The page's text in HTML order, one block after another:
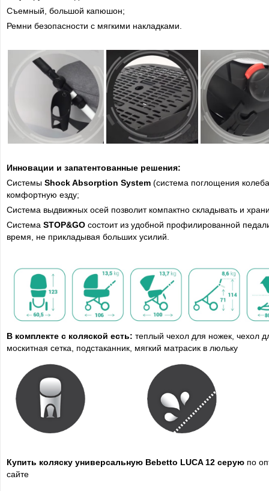
Съемный, большой капюшон;
Ремни безопасности с мягкими накладками.
Инновации и запатентованные решения:
Системы Shock Absorption System (система поглощения
комфортную езду;
Система выдвижных осей позволит компактно складывать и
Система STOP&GO состоит из удобной профилированной
время, не прикладывая больших усилий.
В комплекте с коляской есть: теплый чехол для ножек, чехол
москитная сетка, подстаканник, мягкий матрасик в люльку
Купить коляску универсальную Bebetto LUCA 12 серую по
сайте